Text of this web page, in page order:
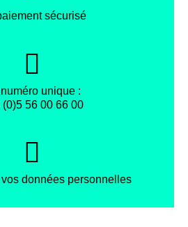
sécurisé
unique :
(0)5 56 00 66 00
données personnelles